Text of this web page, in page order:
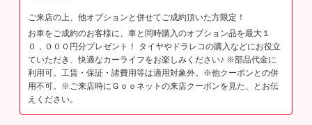
ご来店の上、他オプションと併せてご成約頂いた方限定！
お車をご成約のお客様に、車と同時購入のオプション品を最大１
０，０００円分プレゼント！ タイヤやドラレコの購入などにお役立
ていただき、快適なカーライフをお楽しみください♪ ※部品代金に
利用可。工賃・保証・諸費用等は適用対象外。※他クーポンとの併
用不可。※ご来店時にＧｏｏネットの来店クーポンを見た、とお伝
えください。